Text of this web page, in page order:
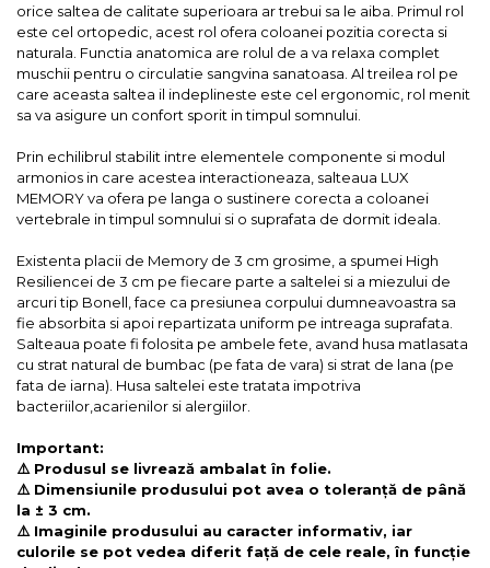
orice saltea de calitate superioara ar trebui sa le aiba. Primul rol
este cel ortopedic, acest rol ofera coloanei pozitia corecta si
naturala. Functia anatomica are rolul de a va relaxa complet
muschii pentru o circulatie sangvina sanatoasa. Al treilea rol pe
care aceasta saltea il indeplineste este cel ergonomic, rol menit
sa va asigure un confort sporit in timpul somnului.
Prin echilibrul stabilit intre elementele componente si modul
armonios in care acestea interactioneaza, salteaua LUX
MEMORY va ofera pe langa o sustinere corecta a coloanei
vertebrale in timpul somnului si o suprafata de dormit ideala.
Existenta placii de Memory de 3 cm grosime, a spumei High
Resiliencei de 3 cm pe fiecare parte a saltelei si a miezului de
arcuri tip Bonell, face ca presiunea corpului dumneavoastra sa
fie absorbita si apoi repartizata uniform pe intreaga suprafata.
Salteaua poate fi folosita pe ambele fete, avand husa matlasata
cu strat natural de bumbac (pe fata de vara) si strat de lana (pe
fata de iarna). Husa saltelei este tratata impotriva
bacteriilor,acarienilor si alergiilor.
Important:
⚠️ Produsul se livrează ambalat în folie.
⚠️ Dimensiunile produsului pot avea o toleranță de până
la ± 3 cm.
⚠️ Imaginile produsului au caracter informativ, iar
culorile se pot vedea diferit față de cele reale, în funcție